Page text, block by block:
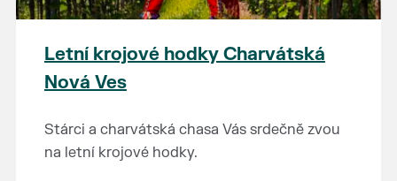
Letní krojové hodky Charvátská
Nová Ves
Stárci a charvátská chasa Vás srdečně zvou
na letní krojové hodky.